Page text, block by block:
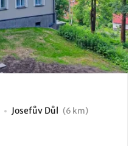
Josefův Důl (6 km)